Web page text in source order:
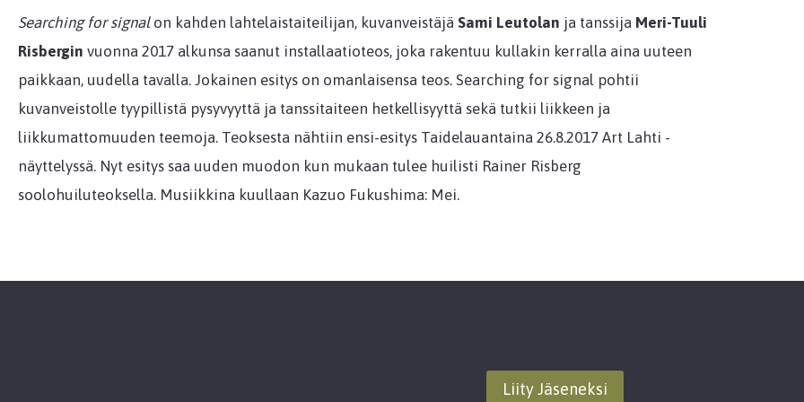
Searching for signalon kahden lahtelaistaiteilijan, kuvanveistäjä Sami Leutolan ja tanssija Meri-Tuuli
Risbergin vuonna 2017 alkunsa saanut installaatioteos, joka rakentuu kullakin kerralla aina uuteen
paikkaan, uudella tavalla. Jokainen esitys on omanlaisensa teos. Searching for signal pohtii
kuvanveistolle tyypillistä pysyvyyttä ja tanssitaiteen hetkellisyyttä sekä tutkii liikkeen ja
liikkumattomuuden teemoja. Teoksesta nähtiin ensi-esitys Taidelauantaina 26.8.2017 Art Lahti -
näyttelyssä. Nyt esitys saa uuden muodon kun mukaan tulee huilisti Rainer Risberg
soolohuiluteoksella. Musiikkina kuullaan Kazuo Fukushima: Mei.
Liity Jäseneksi